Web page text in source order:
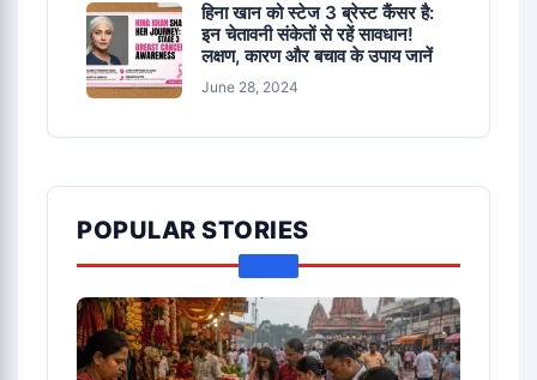
हिना खान को स्टेज 3 ब्रेस्ट कैंसर है:
इन चेतावनी संकेतों से रहें सावधान!
लक्षण, कारण और बचाव के उपाय जानें
June 28, 2024
POPULAR STORIES